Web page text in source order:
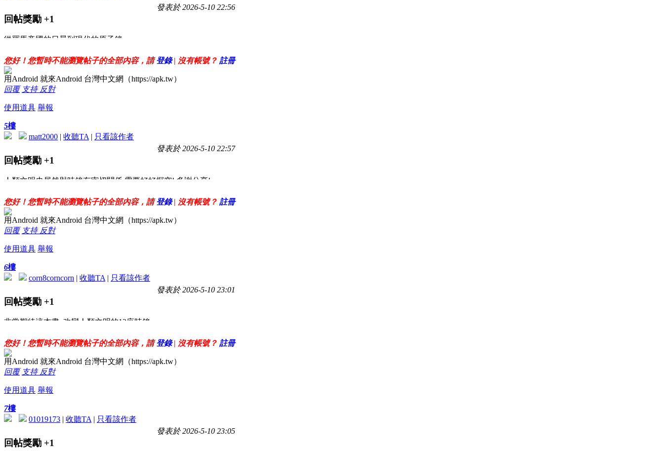
發表於 2026-5-10 22:56
回帖獎勵 +1
從羅馬帝國的日晷到現代的原子鐘
感謝樓主分享
您好！您暫時不能瀏覽帖子的全部內容，請登錄 | 沒有帳號？ 註冊
用Android 就來Android 台灣中文網（https://apk.tw）
回覆 支持 反對
使用道具 舉報
5樓
matt2000 | 收聽TA | 只看該作者
發表於 2026-5-10 22:57
回帖獎勵 +1
人類文明史居然與時鐘有密切關係,需要好好探究! 多謝分享!
您好！您暫時不能瀏覽帖子的全部內容，請登錄 | 沒有帳號？ 註冊
用Android 就來Android 台灣中文網（https://apk.tw）
回覆 支持 反對
使用道具 舉報
6樓
corn8corncorn | 收聽TA | 只看該作者
發表於 2026-5-10 23:01
回帖獎勵 +1
非常期待這本書 改變人類文明的12座時鐘
您好！您暫時不能瀏覽帖子的全部內容，請登錄 | 沒有帳號？ 註冊
用Android 就來Android 台灣中文網（https://apk.tw）
回覆 支持 反對
使用道具 舉報
7樓
01019173 | 收聽TA | 只看該作者
發表於 2026-5-10 23:05
回帖獎勵 +1